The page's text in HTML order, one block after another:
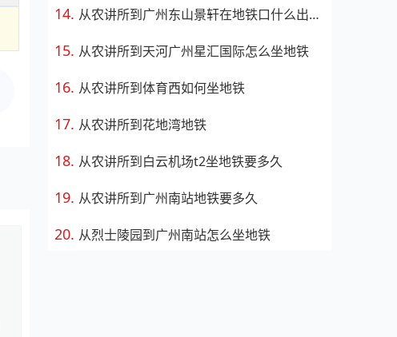
从农讲所到广州东山景轩在地铁口什么出口
从农讲所到天河广州星汇国际怎么坐地铁
从农讲所到体育西如何坐地铁
从农讲所到花地湾地铁
从农讲所到白云机场t2坐地铁要多久
从农讲所到广州南站地铁要多久
从烈士陵园到广州南站怎么坐地铁